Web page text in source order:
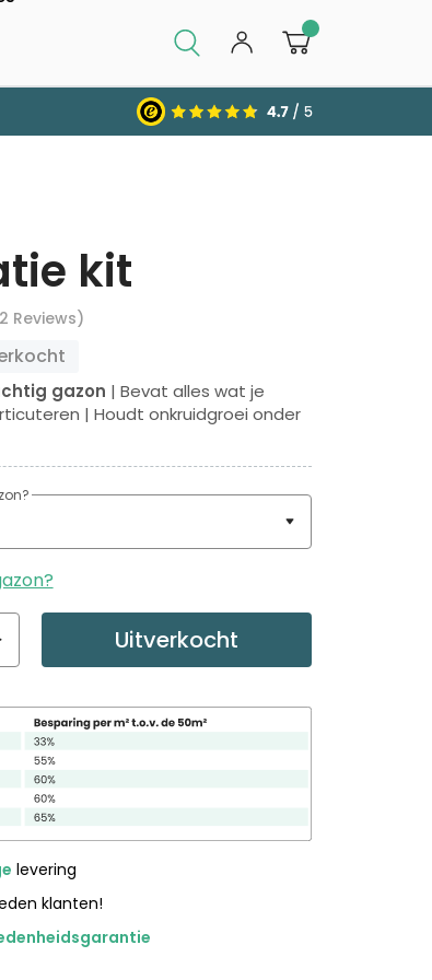
0
kit
Reviews)
gazon | Bevat alles wat je
| Houdt onkruidgroei onder
Uitverkocht
levering
klanten!